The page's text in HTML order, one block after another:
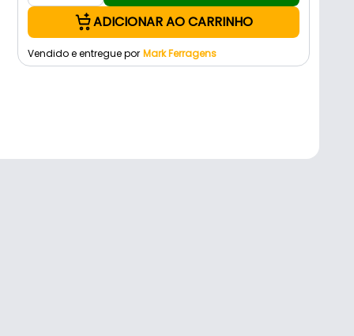
ADICIONAR AO CARRINHO
Vendido e entregue por Mark Ferragens